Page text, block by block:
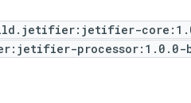
processor:1.0.0-